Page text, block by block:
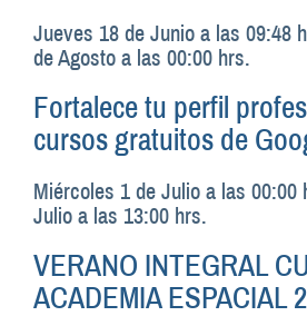
Jueves 18 de Junio a las 09:48
de Agosto a las 00:00 hrs.
Fortalece tu perfil
cursos gratuitos de
Miércoles 1 de Julio a las 00:00
Julio a las 13:00 hrs.
VERANO INTEGRAL
ACADEMIA ESPACIAL